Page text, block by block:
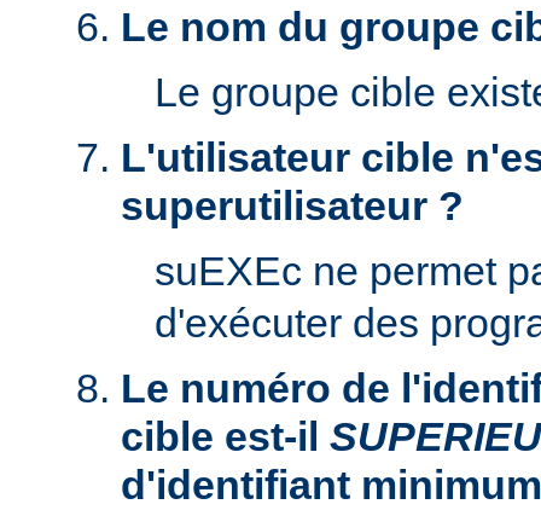
Le nom du groupe
Le groupe cible
L'utilisateur cible
superutilisateur ?
suEXEc ne permet
d'exécuter des
Le numéro de
cible est-il
d'identifiant